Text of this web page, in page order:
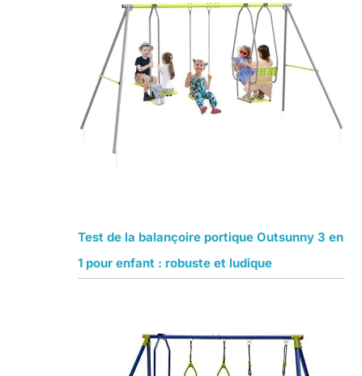
Test de la balançoire portique Outsunny 3 en
1 pour enfant : robuste et ludique